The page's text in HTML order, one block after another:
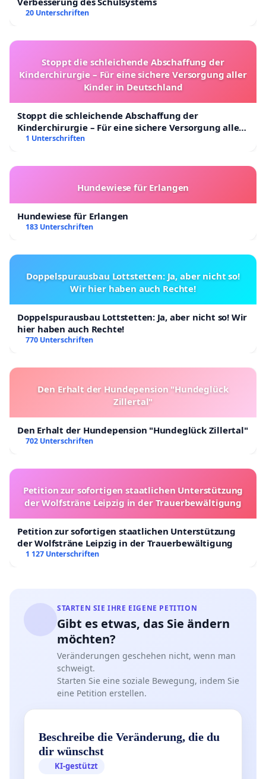
20 Unterschriften
Stoppt die schleichende Abschaffung der
Kinderchirurgie – Für eine sichere Versorgung aller
Kinder in Deutschland
Stoppt die schleichende Abschaffung der
Kinderchirurgie – Für eine sichere Versorgung aller
Kinder in Deutschland
1 Unterschriften
Hundewiese für Erlangen
Hundewiese für Erlangen
183 Unterschriften
Doppelspurausbau Lottstetten: Ja, aber nicht so!
Wir hier haben auch Rechte!
Doppelspurausbau Lottstetten: Ja, aber nicht so! Wir
hier haben auch Rechte!
770 Unterschriften
Den Erhalt der Hundepension "Hundeglück
Zillertal"
Den Erhalt der Hundepension "Hundeglück Zillertal"
702 Unterschriften
Petition zur sofortigen staatlichen Unterstützung
der Wolfsträne Leipzig in der Trauerbewältigung
Petition zur sofortigen staatlichen Unterstützung
der Wolfsträne Leipzig in der Trauerbewältigung
1 127 Unterschriften
STARTEN SIE IHRE EIGENE PETITION
Gibt es etwas, das Sie ändern
möchten?
Veränderungen geschehen nicht, wenn man
schweigt.
Starten Sie eine soziale Bewegung, indem Sie
eine Petition erstellen.
Beschreibe die Veränderung, die du
dir wünschst
KI-gestützt